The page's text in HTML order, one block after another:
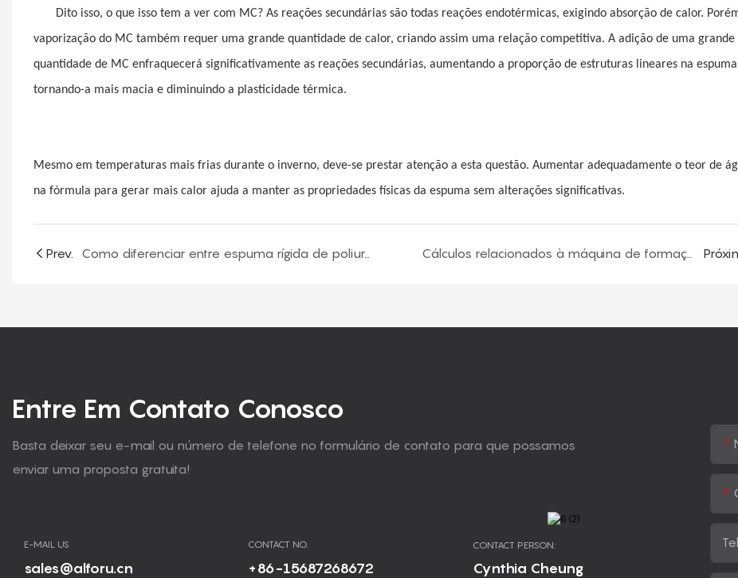
Dito isso, o que isso tem a ver com MC? As reações secundárias são todas reações endotérmicas, exigindo absorção de calor.
vaporização do MC também requer uma grande quantidade de calor, criando assim uma relação competitiva. A adição de uma grande
quantidade de MC enfraquecerá significativamente as reações secundárias, aumentando a proporção de estruturas lineares na
tornando-a mais macia e diminuindo a plasticidade térmica.
Mesmo em temperaturas mais frias durante o inverno, deve-se prestar atenção a esta questão. Aumentar adequadamente o teor de
na fórmula para gerar mais calor ajuda a manter as propriedades físicas da espuma sem alterações significativas.
Prev. Como diferenciar entre espuma rígida de poliuretano e espuma macia? Cálculos relacionados à máquina de formação de espuma contínua e operação diária de formação de espuma
Entre Em Contato Conosco
Basta deixar seu e-mail ou número de telefone no formulário de contato para que possamos
enviar uma proposta gratuita!
E-MAIL US
sales@alforu.cn
CONTACT NO.
+86-15687268672
CONTACT PERSON:
Cynthia Cheung